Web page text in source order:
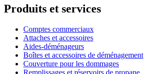
Produits et services
Comptes commerciaux
Attaches et accessoires
Aides-déménageurs
Boîtes et accessoires de déménagement
Couverture pour les dommages